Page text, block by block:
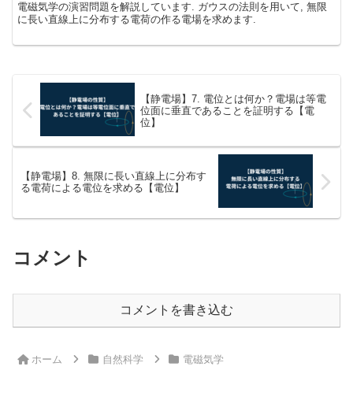
電磁気学の演習問題を解説しています. ガウスの法則を用いて, 無限
に長い直線上に分布する電荷の作る電場を求めます.
【静電場】7. 電位とは何か？電場は等電
位面に垂直であることを証明する【電
位】
【静電場】8. 無限に長い直線上に分布す
る電荷による電位を求める【電位】
コメント
コメントを書き込む
ホーム 自然科学 電磁気学